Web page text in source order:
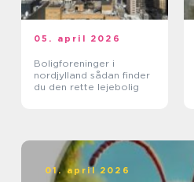
05. april 2026
Boligforeninger i
nordjylland sådan finder
du den rette lejebolig
01. april 2026